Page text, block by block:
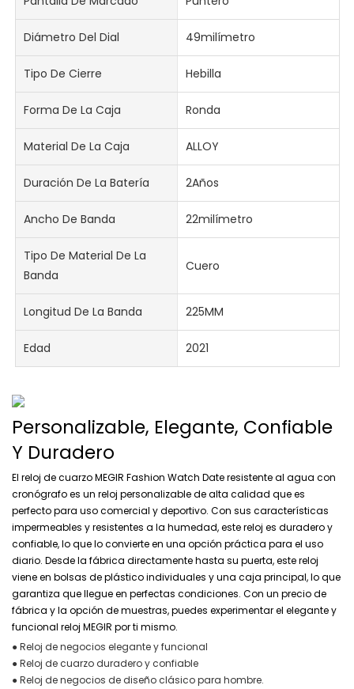
Diámetro Del Dial 49milímetro
Tipo De Cierre Hebilla
Forma De La Caja Ronda
Material De La Caja ALLOY
Duración De La Batería 2Años
Ancho De Banda 22milímetro
Tipo De Material De La
Banda
Cuero
Longitud De La Banda 225MM
Edad 2021
Personalizable, Elegante, Confiable
Y Duradero
El reloj de cuarzo MEGIR Fashion Watch Date resistente al agua con
cronógrafo es un reloj personalizable de alta calidad que es
perfecto para uso comercial y deportivo. Con sus características
impermeables y resistentes a la humedad, este reloj es duradero y
confiable, lo que lo convierte en una opción práctica para el uso
diario. Desde la fábrica directamente hasta su puerta, este reloj
viene en bolsas de plástico individuales y una caja principal, lo que
garantiza que llegue en perfectas condiciones. Con un precio de
fábrica y la opción de muestras, puedes experimentar el elegante y
funcional reloj MEGIR por ti mismo.
● Reloj de negocios elegante y funcional
● Reloj de cuarzo duradero y confiable
● Reloj de negocios de diseño clásico para hombre.